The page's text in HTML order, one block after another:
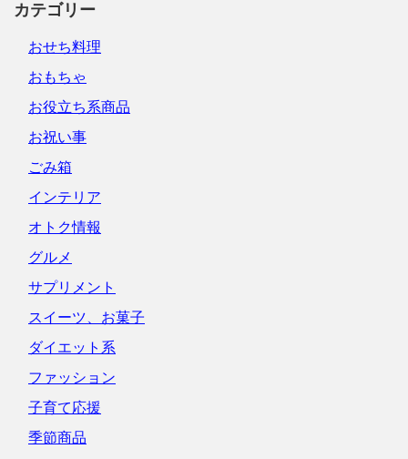
カテゴリー
おせち料理
おもちゃ
お役立ち系商品
お祝い事
ごみ箱
インテリア
オトク情報
グルメ
サプリメント
スイーツ、お菓子
ダイエット系
ファッション
子育て応援
季節商品